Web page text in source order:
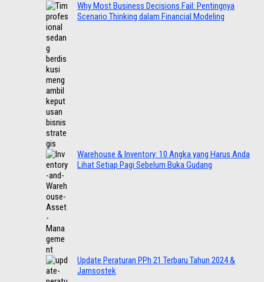
Why Most Business Decisions Fail: Pentingnya
Scenario Thinking dalam Financial Modeling
Warehouse & Inventory: 10 Angka yang Harus Anda
Lihat Setiap Pagi Sebelum Buka Gudang
Update Peraturan PPh 21 Terbaru Tahun 2024 &
Jamsostek